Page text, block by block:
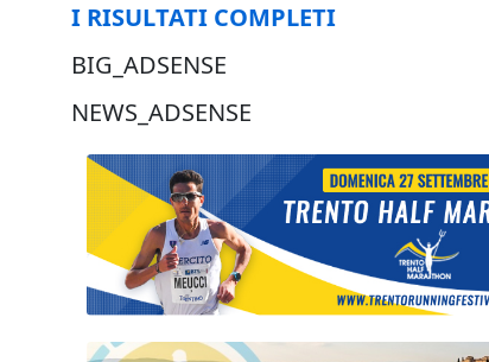
I RISULTATI COMPLETI
BIG_ADSENSE
NEWS_ADSENSE